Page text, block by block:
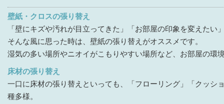
壁紙・クロスの張り替え
「壁にキズや汚れが目立ってきた」「お部屋の印象を変えたい
そんな風に思った時は、壁紙の張り替えがオススメです。
湿気の多い場所やニオイがこもりやすい場所など、お部屋の環
床材の張り替え
一口に床材の張り替えといっても、「フローリング」「クッシ
種多様。